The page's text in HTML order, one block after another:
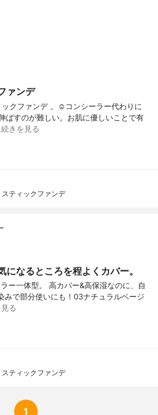
ァンデ
クファンデ 。☺️コンシーラー代わりに
ばすのが難しい。お肌に優しいことで有
続きを見る
ティックファンデ
なるところを程よくカバー。
ー一体型。 高カバー&高保湿なのに、自
みで部分使いにも！03ナチュラルベージ
る
ティックファンデ
1